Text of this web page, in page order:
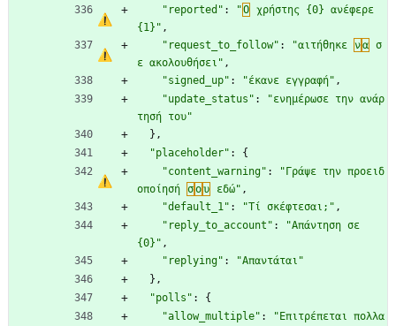
"reported" : "Ο χρήστης {0} ανέφερε
{1}" ,
"request_to_follow" : "αιτήθηκε να σ
ε ακολουθήσει" ,
"signed_up" : "έκανε εγγραφή" ,
"update_status" :
"ενημέρωσε την ανάρ
τησή του"
} ,
"placeholder" :
{
"content_warning" :
"Γράψε την προειδ
οποίησή σου εδώ" ,
"default_1" : "Τί σκέφτεσαι;" ,
"reply_to_account" :
"Απάντηση σε
{0}" ,
"replying" :
"Απαντάται"
} ,
"polls" :
{
"allow_multiple" :
"Επιτρέπεται πολλα